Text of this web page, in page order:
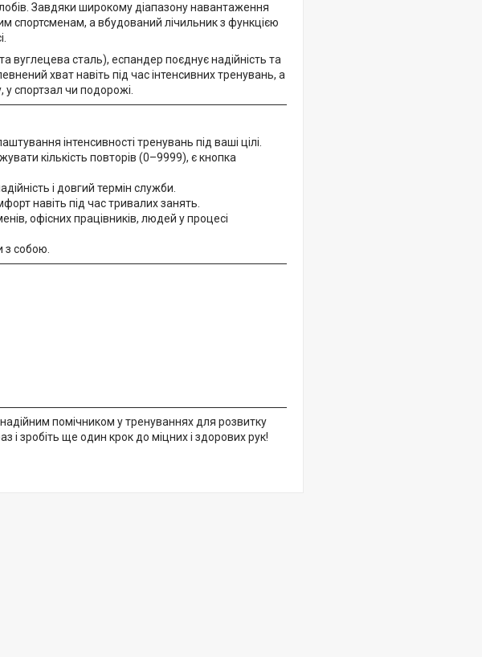
Завдяки широкому діапазону навантаження
спортсменам, а вбудований лічильник з функцією
вуглецева сталь), еспандер поєднує надійність та
хват навіть під час інтенсивних тренувань, а
спортзал чи подорожі.
інтенсивності тренувань під ваші цілі.
кількість повторів (0–9999), є кнопка
і довгий термін служби.
навіть під час тривалих занять.
офісних працівників, людей у процесі
з собою.
помічником у тренуваннях для розвитку
і зробіть ще один крок до міцних і здорових рук!